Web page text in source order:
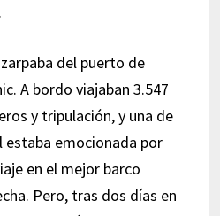
del puerto de
A bordo viajaban 3.547
y tripulación, y una de
estaba emocionada por
en el mejor barco
Pero, tras dos días en